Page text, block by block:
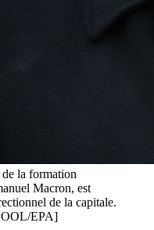
la formation
Macron, est
de la capitale.
EPA]